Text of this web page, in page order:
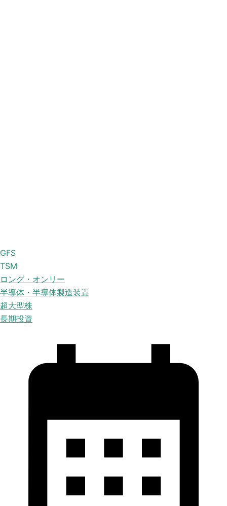
GFS
TSM
ロング・オンリー
半導体・半導体製造装置
超大型株
長期投資